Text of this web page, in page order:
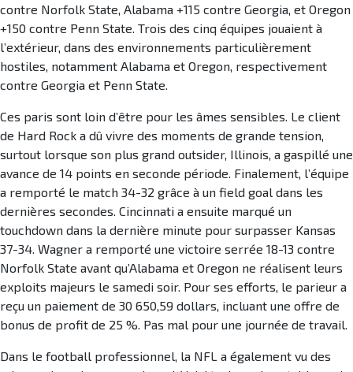
contre Norfolk State, Alabama +115 contre Georgia, et Oregon
+150 contre Penn State. Trois des cinq équipes jouaient à
l’extérieur, dans des environnements particulièrement
hostiles, notamment Alabama et Oregon, respectivement
contre Georgia et Penn State.
Ces paris sont loin d’être pour les âmes sensibles. Le client
de Hard Rock a dû vivre des moments de grande tension,
surtout lorsque son plus grand outsider, Illinois, a gaspillé une
avance de 14 points en seconde période. Finalement, l’équipe
a remporté le match 34-32 grâce à un field goal dans les
dernières secondes. Cincinnati a ensuite marqué un
touchdown dans la dernière minute pour surpasser Kansas
37-34. Wagner a remporté une victoire serrée 18-13 contre
Norfolk State avant qu’Alabama et Oregon ne réalisent leurs
exploits majeurs le samedi soir. Pour ses efforts, le parieur a
reçu un paiement de 30 650,59 dollars, incluant une offre de
bonus de profit de 25 %. Pas mal pour une journée de travail.
Dans le football professionnel, la NFL a également vu des